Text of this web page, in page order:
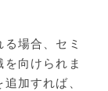
場合、セミ
向けられま
加すれば、